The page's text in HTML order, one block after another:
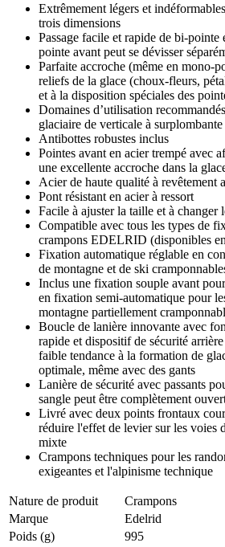
Extrêmement légers et
trois dimensions
Passage facile et rapide de bi-
pointe avant peut se dévisser
Parfaite accroche (même en mono-
reliefs de la glace (choux-fleurs,
et à la disposition spéciales des
Domaines d’utilisation
glaciaire de verticale à
Antibottes robustes inclus
Pointes avant en acier trempé avec
une excellente accroche dans la
Acier de haute qualité à revêtement
Pont résistant en acier à ressort
Facile à ajuster la taille et à changer
Compatible avec tous les types de
crampons EDELRID (disponibles
Fixation automatique réglable en
de montagne et de ski
Inclus une fixation souple avant
en fixation semi-automatique pour
montagne partiellement
Boucle de lanière innovante avec
rapide et dispositif de sécurité
faible tendance à la formation de
optimale, même avec des gants
Lanière de sécurité avec passants
sangle peut être complètement
Livré avec deux points frontaux
réduire l'effet de levier sur les voies
mixte
Crampons techniques pour les
exigeantes et l'alpinisme technique
Nature de produit
Crampons
Marque
Edelrid
Poids (g)
995